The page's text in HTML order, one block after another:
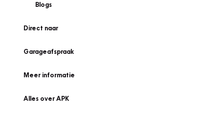
Blogs
Direct naar
Garageafspraak
Meer informatie
Alles over APK